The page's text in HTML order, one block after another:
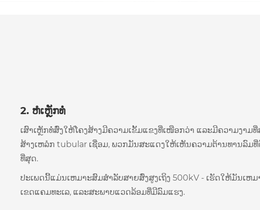
2. ຫໍເຫຼັກທໍ່
ເສົາເຫຼັກທໍ່ສົ່ງໃຫ້ໂຄງສ້າງມີຄວາມເຂັ້ມແຂງທີ່ເໜືອກວ່າ ແລະມີຄວາມງາມ
ສ້າງເຫລໍກ tubular ເຊື່ອມ, ພວກມັນສະແດງໃຫ້ເຫັນຄວາມຕ້ານທານລົມ
ທີ່ສຸດ.
ປະເພດນີ້ແມ່ນເຫມາະສົມສໍາລັບສາຍສົ່ງສູງເຖິງ 500kV - ເຮັດໃຫ້ມັນເຫ
ເຂດແຄມທະເລ, ແລະສະພາບແວດລ້ອມທີ່ມີລົມແຮງ.